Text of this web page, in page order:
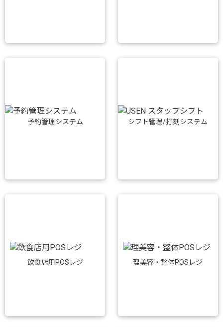
予約管理システム シフト管理/打刻システム
飲食店用POSレジ 理美容・整体POSレジ